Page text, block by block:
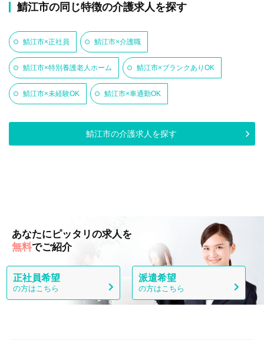
鯖江市の同じ特徴の介護求人を探す
鯖江市×正社員 鯖江市×介護職
鯖江市×特別養護老人ホーム 鯖江市×ブランクありOK
鯖江市×未経験OK 鯖江市×車通勤OK
鯖江市の介護求人を探す
あなたにピッタリの求人を
無料でご紹介
正社員希望
の方はこちら
派遣希望
の方はこちら